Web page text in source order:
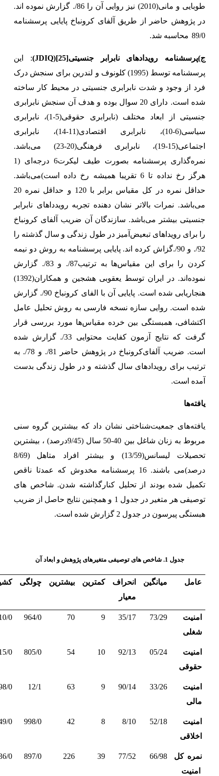
طوبایی و مانی(2010) نیز روایی آن را 86/. گزارش نموده اند.
در پژوهش حاضر از طریق آلفای کرونباخ پایایی پرسشنامه
89/0 محاسبه شد.
ج)پرسشنامه رویدادهای نابرابر جنسیتی[25]
(JDIQ): این
پرسشنامه توسط (1995) کلونوف و لندرین برای سنجش درک
فرد از وجود و شدت نابرابری جنسیتی در محیط کار ساخته
شده است. دارای 20 سوال بوده و هدف آن سنجش نابرابری
جنسیتی از ابعاد مختلف (نابرابری حقوقی(5-1)،
نابرابری
سیاسی(6-10)، نابرابری اقتصادی(11-14)، نابرابری
اجتماعی(15-19)، نابرابری فرهنگی(20-23) می‌باشد.
نمره‌گذاری پرسشنامه بصورت طیف لیکرت6 درجه‌ای (1
هرگز رخ نداده تا 6 تقریبا همیشه رخ داده است)می‌باشد.
حداقل نمره در کل مقیاس برابر با 120 و حداقل نمره 20
می‌باشد. نمرات بالاتر نشان دهنده تجربه رویدداهای نابرابر
جنسیتی بیشتر می‌‌باشد. سازندگان آن ضریب آلفای کرونباخ
را برای رویداهای تبعیض‌آمیز در طول زندگی و سال گذشته را
92/. و 90/.گزاش کرده اند.
پایایی پرسشنامه به روش دو نیمه
کردن را برای این مقیاس‌ها به ترتیب87/. و 83/. گزارش
نموده‌اند.
در ایران توسط یعقوبی هشجین و همکاران(1392)
هنجاریابی شده است. پایایی آن با الفای کرونباخ 90/. گزارش
شده است. روایی سازه نسخه فارسی به روش تحلیل عامل
اکتشافی، همبستگی بین خرده مقیاس‌ها مورد بررسی قرار
گرفت که نتایج آزمون کفایت محتوایی 33/. گزارش شده
است. ضریب آلفای‌کرونباخ در پژوهش حاضر 81/. و 78/. به
ترتیب برای رویدادهای سال گذشته و در طول زندگی بدست
آمده است.
یافته‌ها
یافته‌های جمعیت‌شناختی نشان داد که بیشترین گروه سنی
مربوط به زنان شاغل بین 40-50 سال (9/45درصد) ، بیشترین
تحصیلات لیسانس(13/59) و بیشتر افراد متاهل (8/69
درصد)می باشند. 16 پرسشنامه مخدوش که عمدتا ناقص
تکمیل شده بودند از تحلیل کنارگذاشته شدن. شاخص های
توصیفی هر متغیر در جدول 1 و
همچنین نتایج حاصل از ضریب
هبستگی پیرسون در جدول 2 گزارش شده است.
جدول 1. شاخص های توصیفی متغیرهای پژوهش و ابعاد آن
عامل میانگین
انحراف
معیار
کمترین بیشترین چولگی
امنیت
شغلی
73/29
35/17
9
70
964/0
0-
امنیت
حقوقی
05/24
92/13
10
54
805/0
0-
امنیت
مالی
33/26
90/14
9
63
12/1
0
امنیت
اخلاقی
52/18
8/10
8
42
998/0
0-
نمره کل
امنیت
66/98
77/52
39
226
897/0
0-